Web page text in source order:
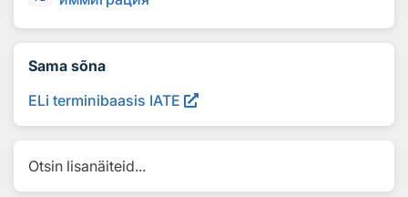
Sama sõna
ELi terminibaasis IATE
Otsin lisanäiteid...